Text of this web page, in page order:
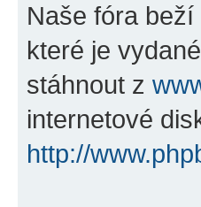
Naše fóra
které je
stáhnout z
internetové
http://